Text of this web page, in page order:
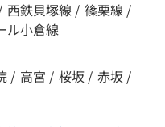
西鉄貝塚線 / 篠栗線 /
ル小倉線
/ 高宮 / 桜坂 / 赤坂 /